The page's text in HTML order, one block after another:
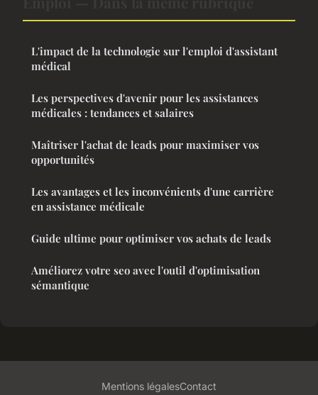
L'impact de la technologie sur l'emploi d'assistant
médical
Les perspectives d'avenir pour les assistances
médicales : tendances et salaires
Maîtriser l'achat de leads pour maximiser vos
opportunités
Les avantages et les inconvénients d'une carrière
en assistance médicale
Guide ultime pour optimiser vos achats de leads
Améliorez votre seo avec l'outil d'optimisation
sémantique
Mentions légalesContact